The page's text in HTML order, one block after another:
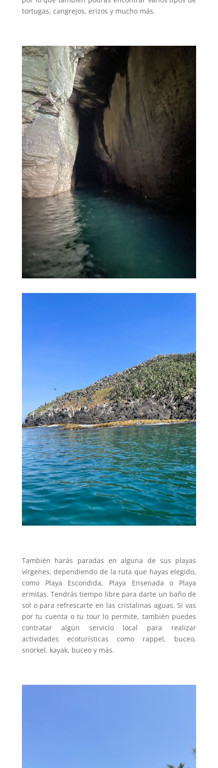
tortugas, cangrejos, erizos y mucho más.
También harás paradas en alguna de sus playas
vírgenes, dependiendo de la ruta que hayas elegido,
como Playa Escondida, Playa Ensenada o Playa
ermitas. Tendrás tiempo libre para darte un baño de
sol o para refrescarte en las cristalinas aguas. Si vas
por tu cuenta o tu tour lo permite, también puedes
contratar algún servicio local para realizar
actividades ecoturísticas como rappel, buceo,
snorkel, kayak, buceo y más.